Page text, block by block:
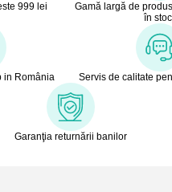
999 lei
Gamă largă de
în
in România Servis de calitate
Garanţia returnării banilor